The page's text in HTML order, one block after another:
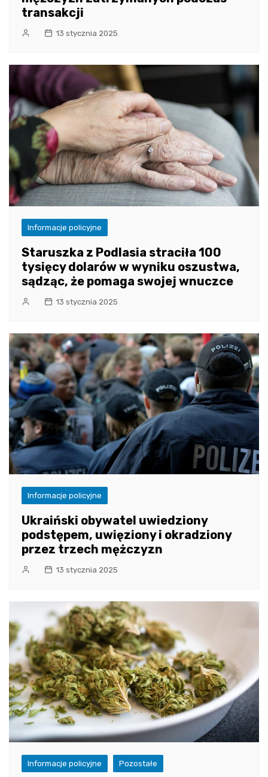
transakcji
13 stycznia 2025
Informacje policyjne
Staruszka z Podlasia straciła 100
tysięcy dolarów w wyniku oszustwa,
sądząc, że pomaga swojej wnuczce
13 stycznia 2025
Informacje policyjne
Ukraiński obywatel uwiedziony
podstępem, uwięziony i okradziony
przez trzech mężczyzn
13 stycznia 2025
Informacje policyjne Pozostałe